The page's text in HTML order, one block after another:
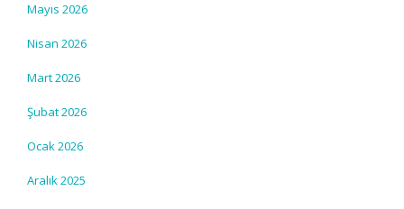
Mayıs 2026
Nisan 2026
Mart 2026
Şubat 2026
Ocak 2026
Aralık 2025